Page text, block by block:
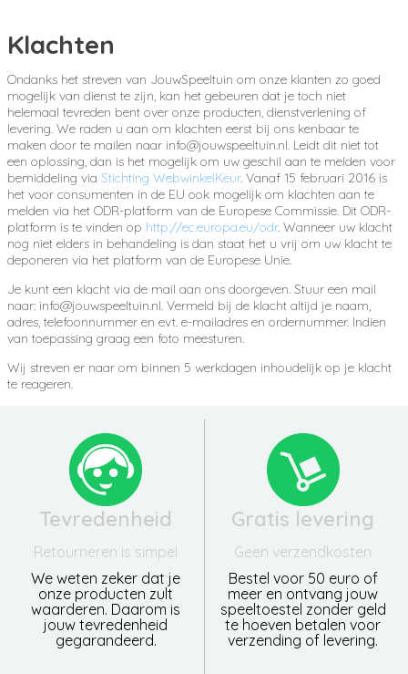
Klachten
Ondanks het streven van JouwSpeeltuin om onze klanten zo goed
mogelijk van dienst te zijn, kan het gebeuren dat je toch niet
helemaal tevreden bent over onze producten, dienstverlening of
levering. We raden u aan om klachten eerst bij ons kenbaar te
maken door te mailen naar info@jouwspeeltuin.nl. Leidt dit niet tot
een oplossing, dan is het mogelijk om uw geschil aan te melden voor
bemiddeling via Stichting WebwinkelKeur. Vanaf 15 februari 2016 is
het voor consumenten in de EU ook mogelijk om klachten aan te
melden via het ODR-platform van de Europese Commissie. Dit ODR-
platform is te vinden op http://ec.europa.eu/odr. Wanneer uw klacht
nog niet elders in behandeling is dan staat het u vrij om uw klacht te
deponeren via het platform van de Europese Unie.
Je kunt een klacht via de mail aan ons doorgeven. Stuur een mail
naar: info@jouwspeeltuin.nl. Vermeld bij de klacht altijd je naam,
adres, telefoonnummer en evt. e-mailadres en ordernummer. Indien
van toepassing graag een foto meesturen.
Wij streven er naar om binnen 5 werkdagen inhoudelijk op je klacht
te reageren.
Tevredenheid
Retourneren is simpel
We weten zeker dat je
onze producten zult
waarderen. Daarom is
jouw tevredenheid
gegarandeerd.
Gratis levering
Geen verzendkosten
Bestel voor 50 euro of
meer en ontvang jouw
speeltoestel zonder geld
te hoeven betalen voor
verzending of levering.